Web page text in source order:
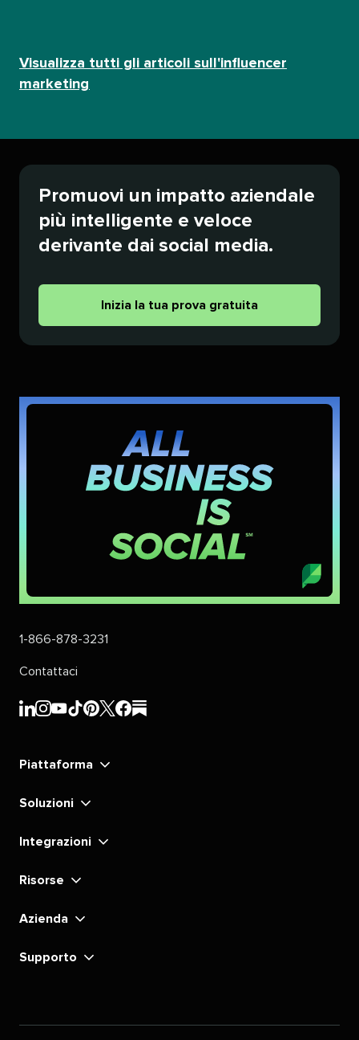
Visualizza tutti gli articoli sull'influencer
marketing​​
Promuovi un impatto aziendale
più intelligente e veloce
derivante dai social media.​​
Inizia la tua prova gratuita​​
1-866-878-3231​​
Contattaci​​
Sprout
LinkedIn​​
Sprout
Instagram​​
Sprout
YouTube​​
Sprout
TikTok​​
Sprout
Pinterest​​
Sprout
Sprout
Sprout
Piattaforma​​
Soluzioni​​
Integrazioni​​
Risorse​​
Azienda​​
Supporto​​